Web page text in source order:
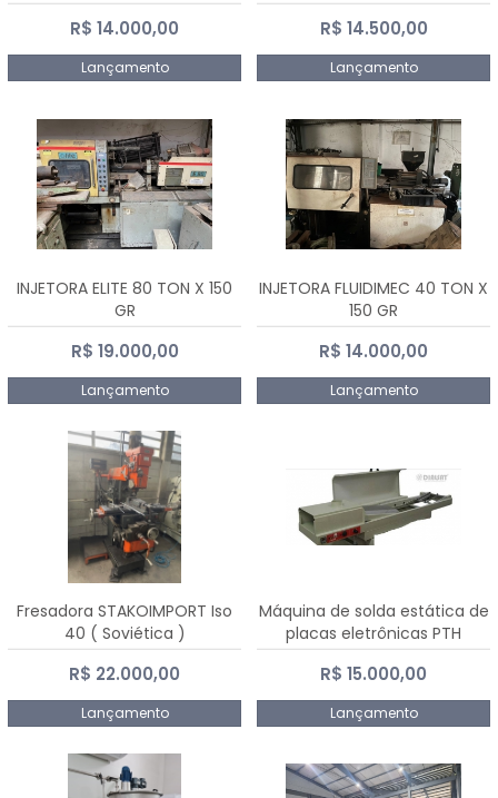
R$ 14.000,00
Lançamento
R$ 14.500,00
Lançamento
INJETORA ELITE 80 TON X 150
GR
R$ 19.000,00
Lançamento
INJETORA FLUIDIMEC 40 TON X
150 GR
R$ 14.000,00
Lançamento
Fresadora STAKOIMPORT Iso
40 ( Soviética )
R$ 22.000,00
Lançamento
Máquina de solda estática de
placas eletrônicas PTH
DIALSAT
R$ 15.000,00
Lançamento